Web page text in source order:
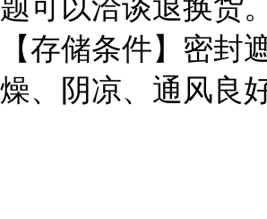
题可以洽谈退换货。
【存储条件】密封
燥、阴凉、通风良